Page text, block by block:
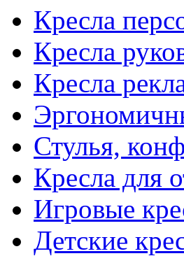
Кресла
Кресла
Кресла
Стулья,
Кресла для
Игровые
Детские